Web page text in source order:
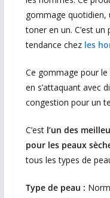
gommage quotidien,
toner en un. C’est
tendance chez les
Ce gommage pour
en s’attaquant avec
congestion pour un
C’est l’un des
pour les peaux
tous les types de
Type de peau :